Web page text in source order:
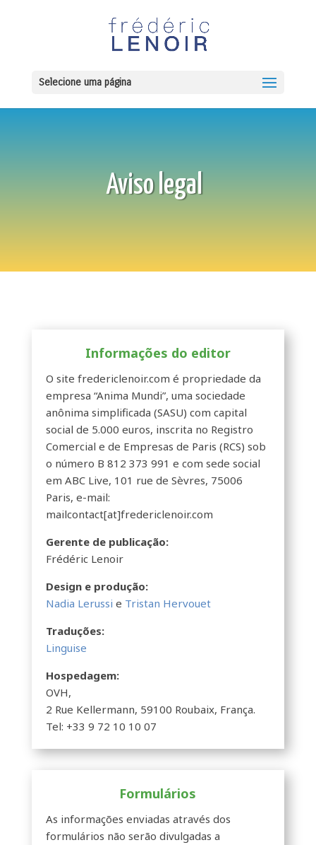
Selecione uma página
Aviso legal
Informações do editor
O site fredericlenoir.com é propriedade da
empresa “Anima Mundi”, uma sociedade
anônima simplificada (SASU) com capital
social de 5.000 euros, inscrita no Registro
Comercial e de Empresas de Paris (RCS) sob
o número B 812 373 991 e com sede social
em ABC Live, 101 rue de Sèvres, 75006
Paris, e-mail:
mailcontact[at]fredericlenoir.com
Gerente de publicação:
Frédéric Lenoir
Design e produção:
Nadia Lerussi e Tristan Hervouet
Traduções:
Linguise
Hospedagem:
OVH,
2 Rue Kellermann, 59100 Roubaix, França.
Tel: +33 9 72 10 10 07
Formulários
As informações enviadas através dos
formulários não serão divulgadas a